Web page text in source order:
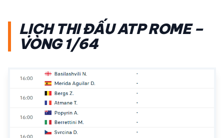
LỊCH THI ĐẤU ATP ROME –
VÒNG 1/64